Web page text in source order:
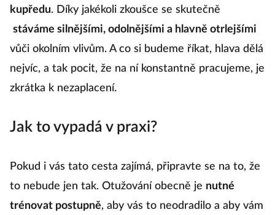
kupředu. Díky jakékoli zkoušce se skutečně
stáváme silnějšími, odolnějšími a hlavně otrlejšími
vůči okolním vlivům. A co si budeme říkat, hlava dělá
nejvíc, a tak pocit, že na ní konstantně pracujeme, je
zkrátka k nezaplacení.
Jak to vypadá v praxi?
Pokud i vás tato cesta zajímá, připravte se na to, že
to nebude jen tak. Otužování obecně je nutné
trénovat postupně, aby vás to neodradilo a aby vám